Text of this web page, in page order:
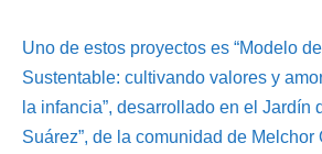
Uno de estos proyectos es “Modelo
Sustentable: cultivando valores y
la infancia”, desarrollado en el Jardín
Suárez”, de la comunidad de